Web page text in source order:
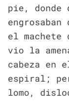
pie, donde
el
vio la
cabeza en
espiral;
lomo,